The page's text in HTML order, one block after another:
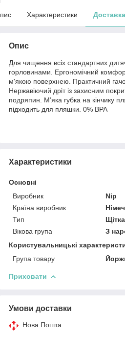
Характеристики Доставка
Опис
Для чищення всіх стандартних
горловинами. Ергономічний
м'якою поверхнею. Практичний
Нержавіючий дріт із захисним
подряпин. М’яка губка на кінчику
підходить для пляшки. 0% BPA
Характеристики
Основні
Виробник
Nip
Країна виробник
Тип
Вікова група
З
Користувальницькі
Група товару
Приховати
Умови доставки
Нова Пошта